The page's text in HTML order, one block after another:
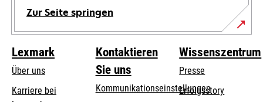
Zur Seite springen
Lexmark
Über uns
Karriere bei
Kontaktieren
Sie uns
Kommunikationseinstellungen
Wissenszentrum
Presse
Erfolgsstory